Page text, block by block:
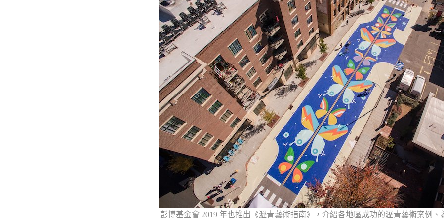
彭博基金會 2019 年也推出《瀝青藝術指南》，介紹各地區成功的瀝青藝術案例、